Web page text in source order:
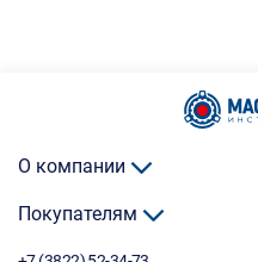
О компании
Покупателям